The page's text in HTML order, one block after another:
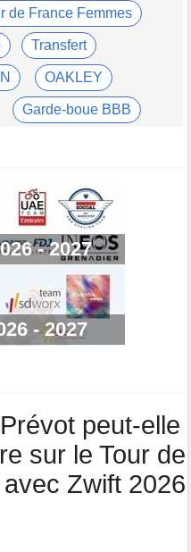
le maillot à pois..."
encore de la ressource"
très solide..."
la 6e étape du Tour
toutes les dernières infos
si cela vous intéresse,
puis déclassé
baroudeuses à Tournon ?
sprinteur allemand de
de France Femmes
Transfert
OAKLEY
Garde-boue BBB
- 2027
- 2027
peut-elle
sur le Tour de
Zwift 2026